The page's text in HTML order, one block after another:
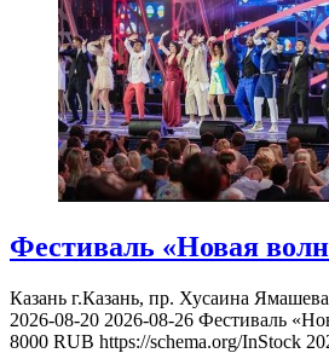
Фестиваль «Новая
Казань г.Казань, пр. Хусаина
2026-08-20 2026-08-26 Фестиваль
8000 RUB https://schema.org/InStock